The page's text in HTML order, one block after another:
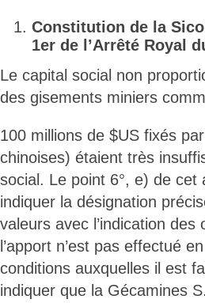
Constitution de la
1er de l’Arrêté Royal
Le capital social non
des gisements miniers
100 millions de $US fixés
chinoises) étaient très
social. Le point 6°, e) de
indiquer la désignation
valeurs avec l’indication
l’apport n’est pas effectué
conditions auxquelles il est
indiquer que la Gécamines